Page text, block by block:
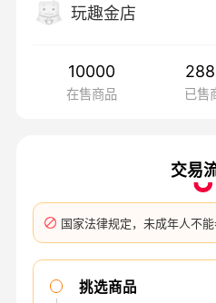
玩趣金店
10000
在售商品 已售
交易
国家法律规定，未成年人不能
挑选商品